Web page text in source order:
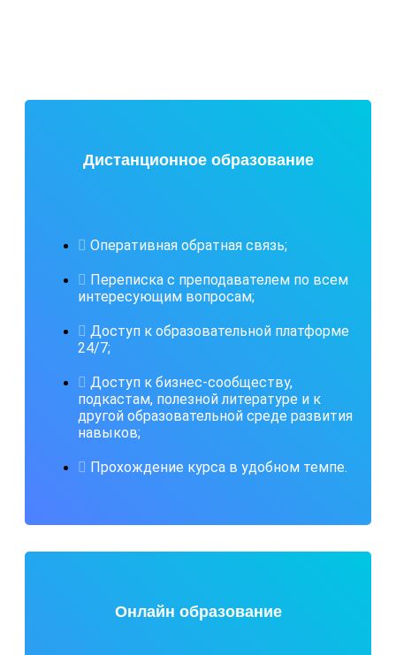
Дистанционное образование
Оперативная обратная связь;
Переписка с преподавателем по всем
интересующим вопросам;
Доступ к образовательной платформе
24/7;
Доступ к бизнес-сообществу,
подкастам, полезной литературе и к
другой образовательной среде развития
навыков;
Прохождение курса в удобном темпе.
Онлайн образование